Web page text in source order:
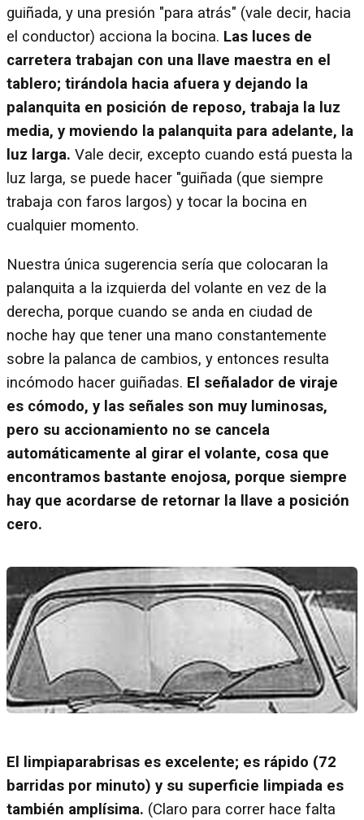
guiñada, y una presión "para atrás" (vale decir, hacia
el conductor) acciona la bocina. Las luces de
carretera trabajan con una llave maestra en el
tablero; tirándola hacia afuera y dejando la
palanquita en posición de reposo, trabaja la luz
media, y moviendo la palanquita para adelante, la
luz larga. Vale decir, excepto cuando está puesta la
luz larga, se puede hacer "guiñada (que siempre
trabaja con faros largos) y tocar la bocina en
cualquier momento.
Nuestra única sugerencia sería que colocaran la
palanquita a la izquierda del volante en vez de la
derecha, porque cuando se anda en ciudad de
noche hay que tener una mano constantemente
sobre la palanca de cambios, y entonces resulta
incómodo hacer guiñadas. El señalador de viraje
es cómodo, y las señales son muy luminosas,
pero su accionamiento no se cancela
automáticamente al girar el volante, cosa que
encontramos bastante enojosa, porque siempre
hay que acordarse de retornar la llave a posición
cero.
El limpiaparabrisas es excelente; es rápido (72
barridas por minuto) y su superficie limpiada es
también amplísima. (Claro para correr hace falta